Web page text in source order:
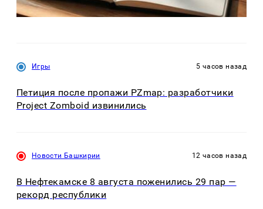
Игры 5 часов назад
Петиция после пропажи PZmap: разработчики
Project Zomboid извинились
Новости Башкирии 12 часов назад
В Нефтекамске 8 августа поженились 29 пар —
рекорд республики